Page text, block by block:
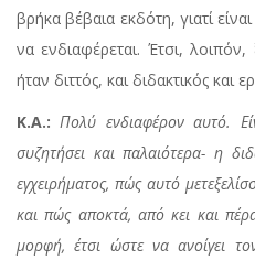
βρήκα βέβαια εκδότη, γιατί
να ενδιαφέρεται. Έτσι,
ήταν διττός, και διδακτικός και
Κ.Α.: Πολύ ενδιαφέρον αυτό.
συζητήσει και παλαιότερα- η
εγχειρήματος, πώς αυτό
και πώς αποκτά, από κει και
μορφή, έτσι ώστε να ανοίγει